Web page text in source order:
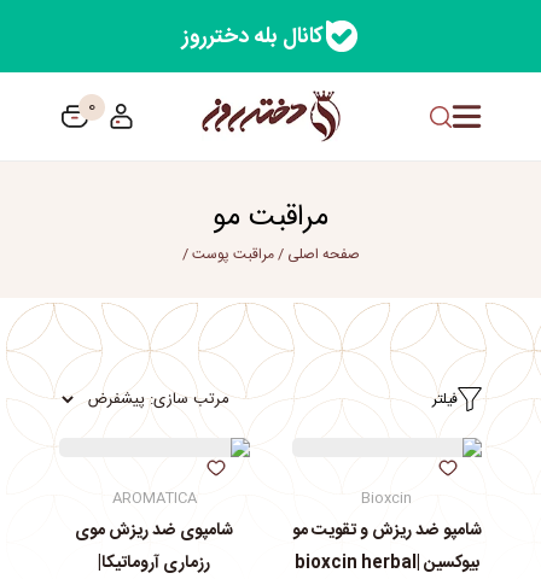
کانال بله دخترروز
0
مراقبت مو
صفحه اصلی /مراقبت پوست/
فیلتر
Bioxcin
شامپو ضد ریزش و تقویت مو
بیوکسین |bioxcin herbal
AROMATICA
شامپوی ضد ریزش موی
رزماری آروماتیکا|